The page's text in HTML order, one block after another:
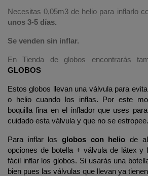
Necesitas0,05m3 de helio para inflarlo
unos 3-5 días.
Se venden sin inflar.
En Tienda de globos encontrarás
GLOBOS
Estos globos llevan una válvula para
o helio cuando los inflas. Por este
boquilla fina en el inflador que uses
cuidado esta válvula y que no se estropee.
Para inflar los globos con helio de
opciones de botella + válvula de látex y
fácil inflar los globos. Si usarás una
bien pues las válvulas que llevan ya